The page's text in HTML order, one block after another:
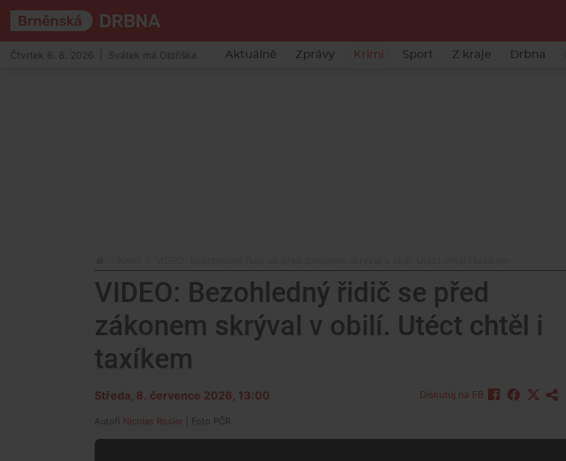
Čtvrtek 6. 8. 2026 | Svátek má Oldřiška Aktuálně Zprávy Krimi Sport Z kraje Drbna
VIDEO: Bezohledný řidič se před
zákonem skrýval v obilí. Utéct chtěl i
taxíkem
Středa, 8. července 2026, 13:00 Diskutuj na FB
Autoři Nicolas Rosier | Foto PČR